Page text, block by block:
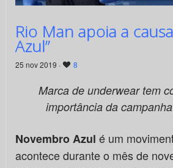
Rio Man apoia a
Azul”
25 nov 2019 · 8
Marca de underwear tem
importância da
Novembro Azul é um
acontece durante o mês de